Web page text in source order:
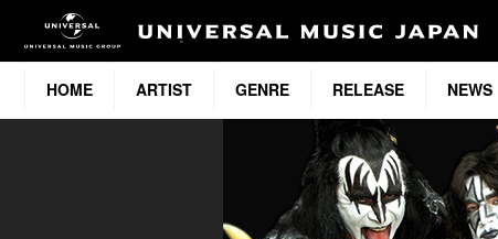
HOME ARTIST GENRE RELEASE NEWS